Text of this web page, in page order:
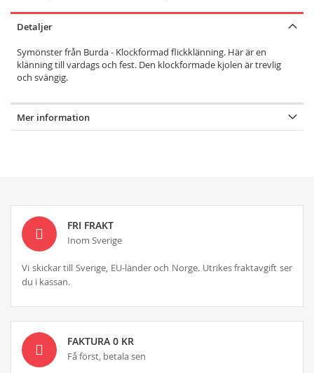
Detaljer
Symönster från Burda - Klockformad flickklänning. Här är en
klänning till vardags och fest. Den klockformade kjolen är trevlig
och svängig.
Mer information
FRI FRAKT
Inom Sverige
Vi skickar till Sverige, EU-länder och Norge. Utrikes fraktavgift ser
du i kassan.
FAKTURA 0 KR
Få först, betala sen